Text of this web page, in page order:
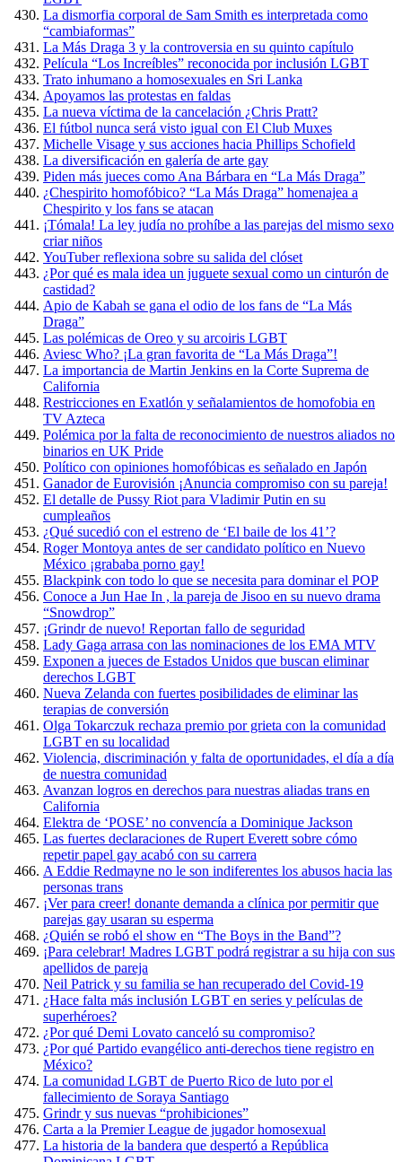
La dismorfia corporal de Sam Smith es interpretada como
“cambiaformas”
La Más Draga 3 y la controversia en su quinto capítulo
Película “Los Increíbles” reconocida por inclusión LGBT
Trato inhumano a homosexuales en Sri Lanka
Apoyamos las protestas en faldas
La nueva víctima de la cancelación ¿Chris Pratt?
El fútbol nunca será visto igual con El Club Muxes
Michelle Visage y sus acciones hacia Phillips Schofield
La diversificación en galería de arte gay
Piden más jueces como Ana Bárbara en “La Más Draga”
¿Chespirito homofóbico? “La Más Draga” homenajea a
Chespirito y los fans se atacan
¡Tómala! La ley judía no prohíbe a las parejas del mismo sexo
criar niños
YouTuber reflexiona sobre su salida del clóset
¿Por qué es mala idea un juguete sexual como un cinturón de
castidad?
Apio de Kabah se gana el odio de los fans de “La Más
Draga”
Las polémicas de Oreo y su arcoiris LGBT
Aviesc Who? ¡La gran favorita de “La Más Draga”!
La importancia de Martin Jenkins en la Corte Suprema de
California
Restricciones en Exatlón y señalamientos de homofobia en
TV Azteca
Polémica por la falta de reconocimiento de nuestros aliados no
binarios en UK Pride
Político con opiniones homofóbicas es señalado en Japón
Ganador de Eurovisión ¡Anuncia compromiso con su pareja!
El detalle de Pussy Riot para Vladimir Putin en su
cumpleaños
¿Qué sucedió con el estreno de ‘El baile de los 41’?
Roger Montoya antes de ser candidato político en Nuevo
México ¡grababa porno gay!
Blackpink con todo lo que se necesita para dominar el POP
Conoce a Jun Hae In , la pareja de Jisoo en su nuevo drama
“Snowdrop”
¡Grindr de nuevo! Reportan fallo de seguridad
Lady Gaga arrasa con las nominaciones de los EMA MTV
Exponen a jueces de Estados Unidos que buscan eliminar
derechos LGBT
Nueva Zelanda con fuertes posibilidades de eliminar las
terapias de conversión
Olga Tokarczuk rechaza premio por grieta con la comunidad
LGBT en su localidad
Violencia, discriminación y falta de oportunidades, el día a día
de nuestra comunidad
Avanzan logros en derechos para nuestras aliadas trans en
California
Elektra de ‘POSE’ no convencía a Dominique Jackson
Las fuertes declaraciones de Rupert Everett sobre cómo
repetir papel gay acabó con su carrera
A Eddie Redmayne no le son indiferentes los abusos hacia las
personas trans
¡Ver para creer! donante demanda a clínica por permitir que
parejas gay usaran su esperma
¿Quién se robó el show en “The Boys in the Band”?
¡Para celebrar! Madres LGBT podrá registrar a su hija con sus
apellidos de pareja
Neil Patrick y su familia se han recuperado del Covid-19
¿Hace falta más inclusión LGBT en series y películas de
superhéroes?
¿Por qué Demi Lovato canceló su compromiso?
¿Por qué Partido evangélico anti-derechos tiene registro en
México?
La comunidad LGBT de Puerto Rico de luto por el
fallecimiento de Soraya Santiago
Grindr y sus nuevas “prohibiciones”
Carta a la Premier League de jugador homosexual
La historia de la bandera que despertó a República